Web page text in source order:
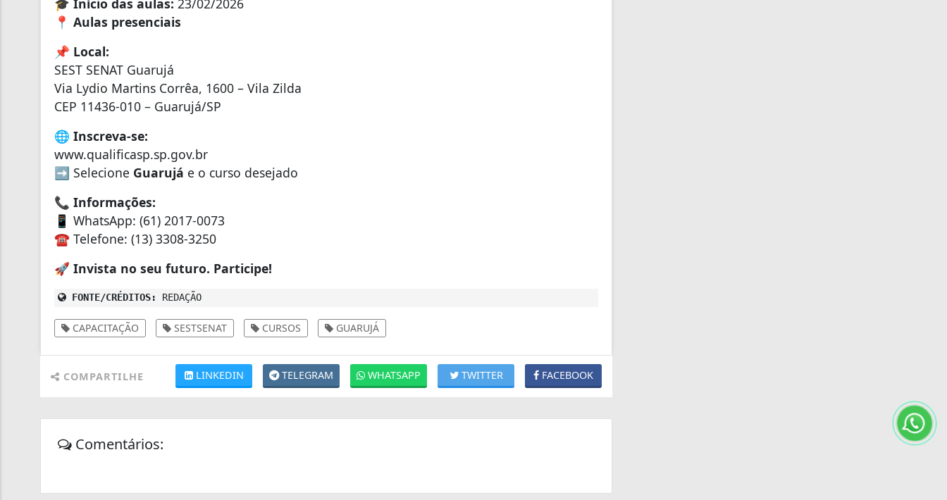
🎓 Início das aulas: 23/02/2026
📍 Aulas presenciais
📌 Local:
SEST SENAT Guarujá
Via Lydio Martins Corrêa, 1600 – Vila Zilda
CEP 11436-010 – Guarujá/SP
🌐 Inscreva-se:
www.qualificasp.sp.gov.br
➡️ Selecione Guarujá e o curso desejado
📞 Informações:
📱 WhatsApp: (61) 2017-0073
☎️ Telefone: (13) 3308-3250
🚀 Invista no seu futuro. Participe!
FONTE/CRÉDITOS: REDAÇÃO
CAPACITAÇÃO SESTSENAT CURSOS GUARUJÁ
COMPARTILHE FACEBOOK
TWITTER
WHATSAPP
TELEGRAM
LINKEDIN
Comentários: